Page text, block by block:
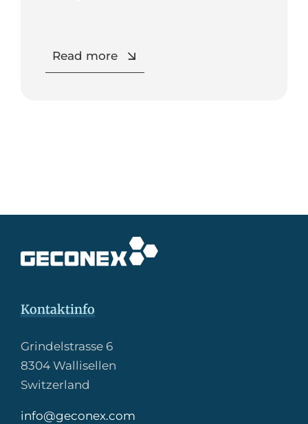
Read more
Kontaktinfo
Grindelstrasse 6
8304 Wallisellen
Switzerland
info@geconex.com